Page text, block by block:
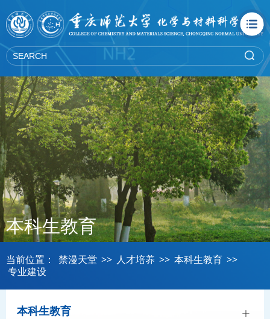
禁漫天堂
本科生教育
当前位置： 禁漫天堂 >> 人才培养 >> 本科生教育 >>
专业建设
本科生教育